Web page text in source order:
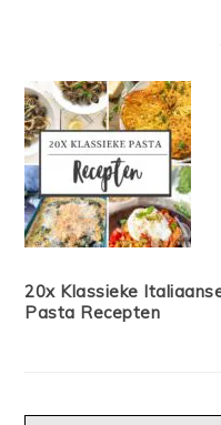
20x Klassieke
Pasta Recepten